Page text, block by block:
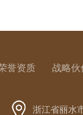
誉资质 战略伙
浙江省丽水